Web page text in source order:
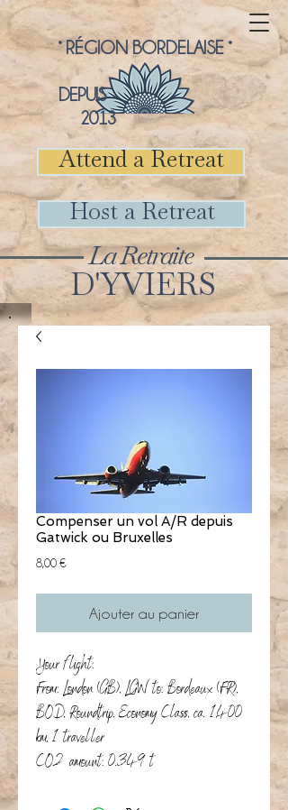
° RÉGION BORDELAISE °
DEPUIS
2013
La Retraite
D'YVIERS
Attend a Retreat
Host a Retreat
Compenser un vol A/R depuis
Gatwick ou Bruxelles
8,00 €Prix
Ajouter au panier
Your flight:
From: London (GB), LGW to: Bordeaux (FR),
BOD, Roundtrip, Economy Class, ca. 1,400
km, 1 traveller
CO2 amount: 0.349 t